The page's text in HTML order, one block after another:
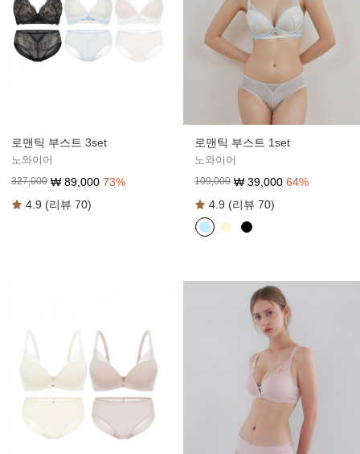
로맨틱 부스트 3set
노와이어
327,000 ₩ 89,000 73%
4.9 (리뷰 70)
로맨틱 부스트 1set
노와이어
109,000 ₩39,000 64%
4.9 (리뷰 70)